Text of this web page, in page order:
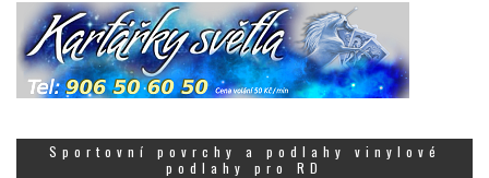
Sportovní povrchy a podlahy vinylové
podlahy pro RD